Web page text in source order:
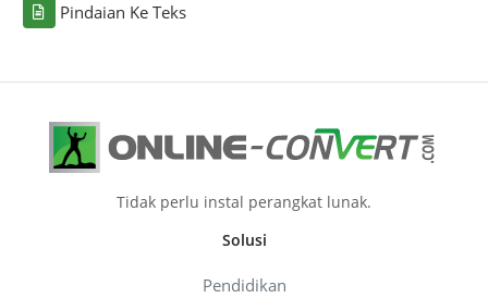
Pindaian Ke Teks
Tidak perlu instal perangkat lunak.
Solusi
Pendidikan